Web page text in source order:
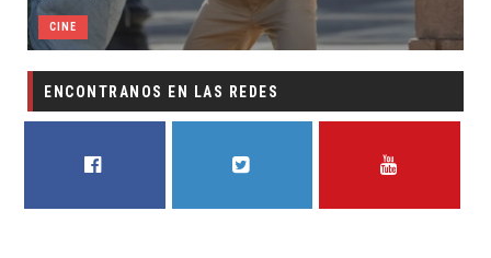
CINE
ENCONTRANOS EN LAS REDES